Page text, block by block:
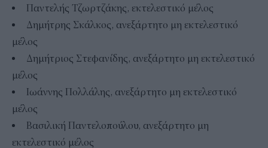
Παντελής Τζωρτζάκης, εκτελεστικό μέλος
Δημήτρης Σκάλκος, ανεξάρτητο μη εκτελεστικό
μέλος
Δημήτριος Στεφανίδης, ανεξάρτητο μη εκτελεστικό
μέλος
Ιωάννης Πολλάλης, ανεξάρτητο μη εκτελεστικό
μέλος
Βασιλική Παντελοπούλου, ανεξάρτητο μη
εκτελεστικό μέλος